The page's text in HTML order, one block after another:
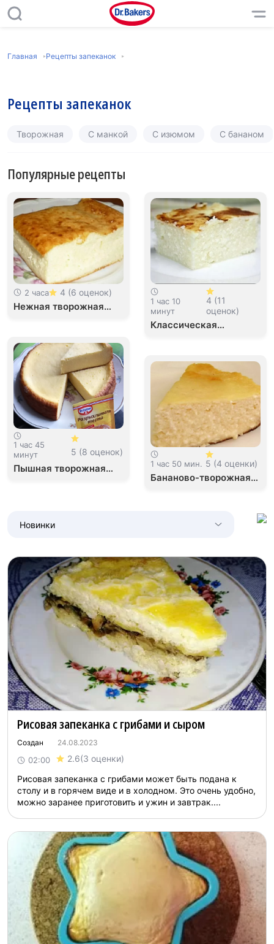
Главная Рецепты запеканок
Рецепты запеканок
Творожная С манкой С изюмом С бананом
Популярные рецепты
2 часа 4 (6 оценок)
Нежная творожная
1 час 45
минут
5 (8 оценок)
Пышная творожная
1 час 10
минут
4 (11
оценок)
Классическая
1 час 50 мин. 5 (4 оценки)
Бананово-творожная
Новинки
Рисовая запеканка с грибами и сыром
Создан 24.08.2023
02:00 2.6(3 оценки)
Рисовая запеканка с грибами может быть подана к
столу и в горячем виде и в холодном. Это очень удобно,
можно заранее приготовить и ужин и завтрак....